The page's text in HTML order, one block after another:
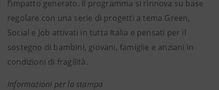
l’impatto generato. Il programma si rinnova su base
regolare con una serie di progetti a tema Green,
Social e Job attivati in tutta Italia e pensati per il
sostegno di bambini, giovani, famiglie e anziani in
condizioni di fragilità.
Informazioni per la stampa